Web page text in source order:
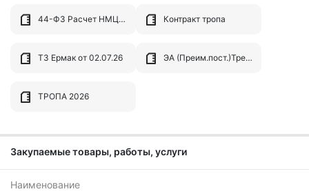
44-ФЗ Расчет НМЦК тропа Контракт тропа
ТЗ Ермак от 02.07.26 ЭА (Преим.пост.)Требования к содержанию составу заявки и инструкция по её заполнению
ТРОПА 2026
Закупаемые товары, работы, услуги
Наименование